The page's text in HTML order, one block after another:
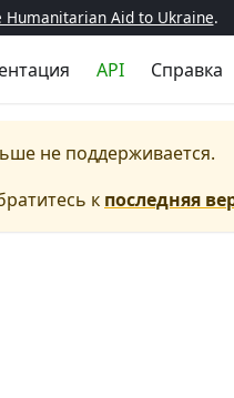
Humanitarian Aid to Ukraine.
API Справка
не поддерживается.
к последняя